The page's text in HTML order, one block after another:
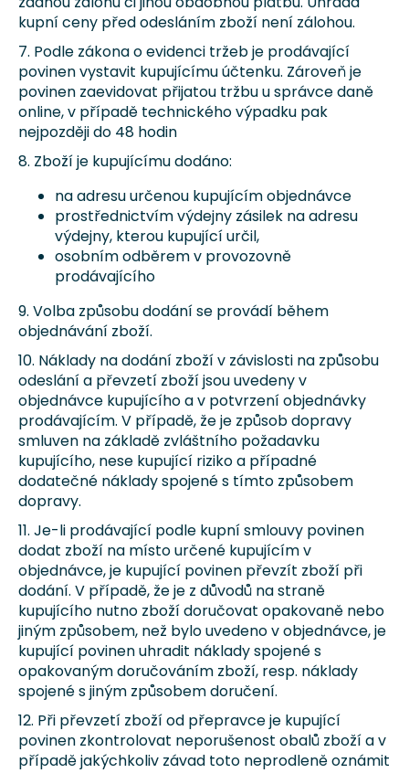
kupní ceny před odesláním zboží není zálohou.
7. Podle zákona o evidenci tržeb je prodávající
povinen vystavit kupujícímu účtenku. Zároveň je
povinen zaevidovat přijatou tržbu u správce daně
online, v případě technického výpadku pak
nejpozději do 48 hodin
8. Zboží je kupujícímu dodáno:
na adresu určenou kupujícím objednávce
prostřednictvím výdejny zásilek na adresu
výdejny, kterou kupující určil,
osobním odběrem v provozovně
prodávajícího
9. Volba způsobu dodání se provádí během
objednávání zboží.
10. Náklady na dodání zboží v závislosti na způsobu
odeslání a převzetí zboží jsou uvedeny v
objednávce kupujícího a v potvrzení objednávky
prodávajícím. V případě, že je způsob dopravy
smluven na základě zvláštního požadavku
kupujícího, nese kupující riziko a případné
dodatečné náklady spojené s tímto způsobem
dopravy.
11. Je-li prodávající podle kupní smlouvy povinen
dodat zboží na místo určené kupujícím v
objednávce, je kupující povinen převzít zboží při
dodání. V případě, že je z důvodů na straně
kupujícího nutno zboží doručovat opakovaně nebo
jiným způsobem, než bylo uvedeno v objednávce, je
kupující povinen uhradit náklady spojené s
opakovaným doručováním zboží, resp. náklady
spojené s jiným způsobem doručení.
12. Při převzetí zboží od přepravce je kupující
povinen zkontrolovat neporušenost obalů zboží a v
případě jakýchkoliv závad toto neprodleně oznámit